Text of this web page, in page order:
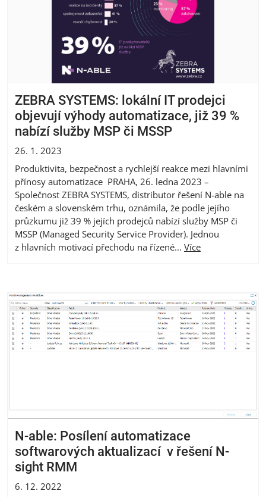
ZEBRA SYSTEMS: lokální IT prodejci
objevují výhody automatizace, již 39 %
nabízí služby MSP či MSSP
26. 1. 2023
Produktivita, bezpečnost a rychlejší reakce mezi hlavními
přínosy automatizace PRAHA, 26. ledna 2023 –
Společnost ZEBRA SYSTEMS, distributor řešení N-able na
českém a slovenském trhu, oznámila, že podle jejího
průzkumu již 39 % jejích prodejců nabízí služby MSP či
MSSP (Managed Security Service Provider). Jednou
z hlavních motivací přechodu na řízené... Více
N-able: Posílení automatizace
softwarových aktualizací v řešení N-
sight RMM
6. 12. 2022